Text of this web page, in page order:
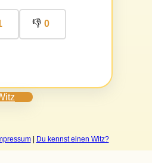
👎 0
| Du kennst einen Witz?